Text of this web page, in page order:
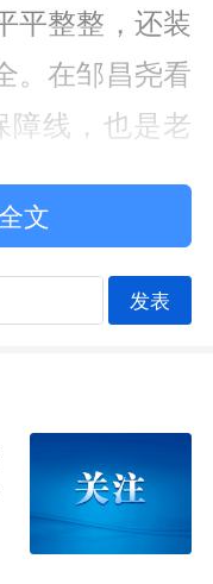
平整整，还装
。在邹昌尧看
障线，也是老
江成了共同的
五，全靠腿
面，一把尺
脚力，盲区
文
发表